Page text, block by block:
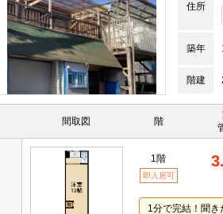
住所
築年
階建
間取図 階
1階
即入居可
1分で完結！聞き